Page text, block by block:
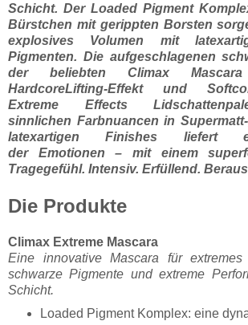
Schicht. Der Loaded Pigment
Bürstchen mit gerippten Borsten
explosives Volumen mit
Pigmenten. Die aufgeschlagenen
der beliebten Climax
HardcoreLifting-Effekt und
Extreme Effects
sinnlichen Farbnuancen in
latexartigen Finishes liefert
der Emotionen – mit einem
Tragegefühl. Intensiv. Erfüllend.
Die Produkte
Climax Extreme Mascara
Eine innovative Mascara für extremes
schwarze Pigmente und extreme
Schicht.
Loaded Pigment Komplex: eine